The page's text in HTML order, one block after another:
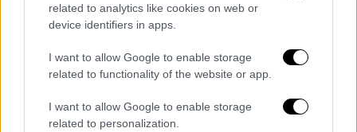
related to analytics like cookies on web or
device identifiers in apps.
I want to allow Google to enable storage
related to functionality of the website or app.
I want to allow Google to enable storage
related to personalization.
project.
Το αμφιλεγόμενο ριάλιτι έχει προκαλέσει
πολλές αντιδράσεις στη Γερμανία. Ξεκίνησε
να προβάλλεται το 2014 και σημειώνει πολύ
υψηλές τηλεθεάσεις. Μέχρι και σήμερα
υπάρχουν πολλοί οι οποίοι χαρακτηρίζουν